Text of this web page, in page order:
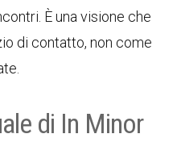
È una visione che
di contatto, non come
di In Minor